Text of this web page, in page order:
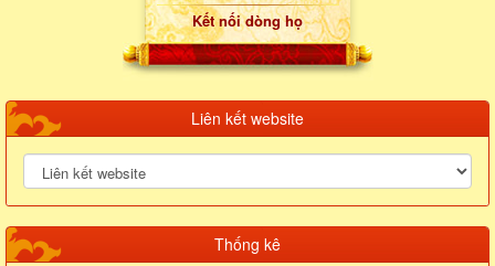
Kết nối dòng họ
Liên kết website
Thống kê